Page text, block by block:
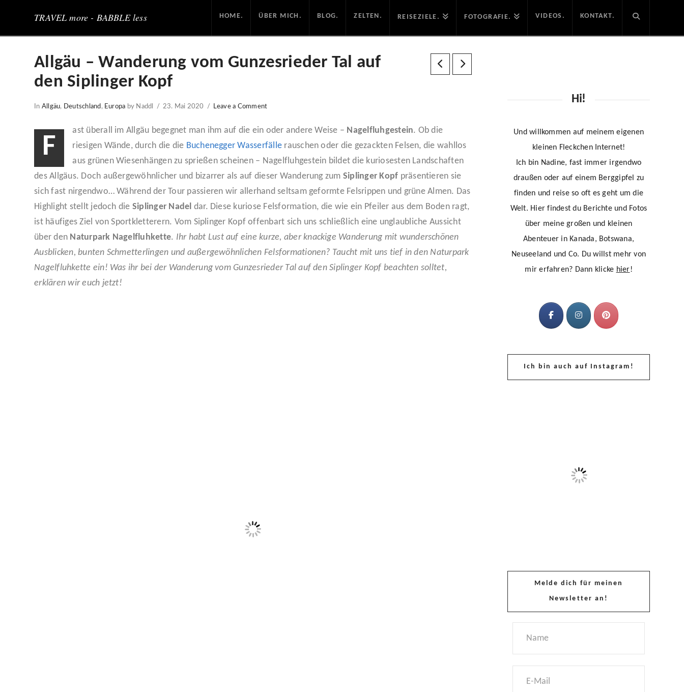
TRAVEL more - BABBLE less HOME. ÜBER MICH. BLOG. ZELTEN. REISEZIELE. FOTOGRAFIE. VIDEOS. KONTAKT.
Allgäu – Wanderung vom Gunzesrieder Tal auf
den Siplinger Kopf
In Allgäu, Deutschland , Europa by Naddl 23. Mai 2020 Leave a Comment
F
ast überall im Allgäu begegnet man ihm auf die ein oder andere Weise – Nagelfluhgestein. Ob die
riesigen Wände, durch die die Buchenegger Wasserfälle rauschen oder die gezackten Felsen, die wahllos
aus grünen Wiesenhängen zu sprießen scheinen – Nagelfluhgestein bildet die kuriosesten Landschaften
des Allgäus. Doch außergewöhnlicher und bizarrer als auf dieser Wanderung zum Siplinger Kopf präsentieren sie
sich fast nirgendwo… Während der Tour passieren wir allerhand seltsam geformte Felsrippen und grüne Almen. Das
Highlight stellt jedoch die Siplinger Nadel dar. Diese kuriose Felsformation, die wie ein Pfeiler aus dem Boden ragt,
ist häufiges Ziel von Sportkletterern. Vom Siplinger Kopf offenbart sich uns schließlich eine unglaubliche Aussicht
über den Naturpark Nagelfluhkette. Ihr habt Lust auf eine kurze, aber knackige Wanderung mit wunderschönen
Ausblicken, bunten Schmetterlingen und außergewöhnlichen Felsformationen? Taucht mit uns tief in den Naturpark
Nagelfluhkette ein! Was ihr bei der Wanderung vom Gunzesrieder Tal auf den Siplinger Kopf beachten solltet,
erklären wir euch jetzt!
Hi!
Und willkommen auf meinem eigenen
kleinen Fleckchen Internet!
Ich bin Nadine, fast immer irgendwo
draußen oder auf einem Berggipfel zu
finden und reise so oft es geht um die
Welt. Hier findest du Berichte und Fotos
über meine großen und kleinen
Abenteuer in Kanada, Botswana,
Neuseeland und Co. Du willst mehr von
mir erfahren? Dann klicke hier!
Ich bin auch auf Instagram!
Melde dich für meinen
Newsletter an!